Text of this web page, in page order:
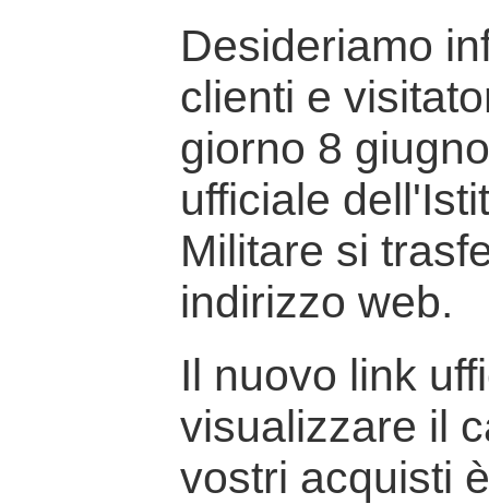
Desideriamo
clienti e
giorno 8
ufficiale
Militare si
indirizzo web.
Il nuovo link
visualizzare il
vostri acquisti